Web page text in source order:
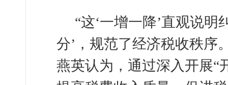
“这‘一增一降’直观说明
分’，规范了经济税收秩序
燕英认为，通过深入开展“